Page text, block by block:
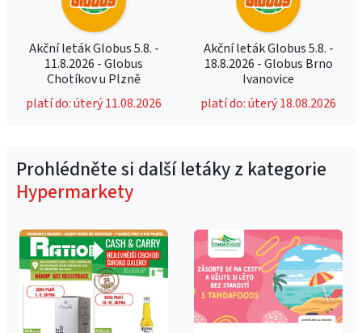
Akční leták Globus 5.8. -
11.8.2026 - Globus
Chotíkov u Plzně
platí do: úterý 11.08.2026
Akční leták Globus 5.8. -
18.8.2026 - Globus Brno
Ivanovice
platí do: úterý 18.08.2026
Prohlédněte si další letáky z kategorie
Hypermarkety